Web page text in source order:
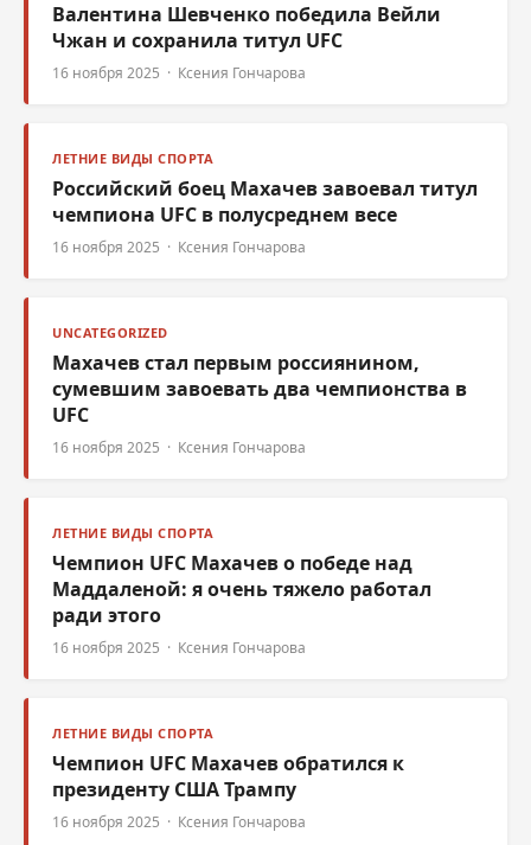
Валентина Шевченко победила Вейли
Чжан и сохранила титул UFC
16 ноября 2025 · Ксения Гончарова
ЛЕТНИЕ ВИДЫ СПОРТА
Российский боец Махачев завоевал титул
чемпиона UFC в полусреднем весе
16 ноября 2025 · Ксения Гончарова
UNCATEGORIZED
Махачев стал первым россиянином,
сумевшим завоевать два чемпионства в
UFC
16 ноября 2025 · Ксения Гончарова
ЛЕТНИЕ ВИДЫ СПОРТА
Чемпион UFC Махачев о победе над
Маддаленой: я очень тяжело работал
ради этого
16 ноября 2025 · Ксения Гончарова
ЛЕТНИЕ ВИДЫ СПОРТА
Чемпион UFC Махачев обратился к
президенту США Трампу
16 ноября 2025 · Ксения Гончарова